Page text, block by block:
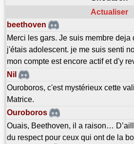
Actualiser
beethoven
Merci les gars. Je suis membre deja
j'étais adolescent. je me suis senti
mon compte est encore actif et d'y
Nil
Ouroboros, c'est mystérieux cette
Matrice.
Ouroboros
Ouais, Beethoven, il a raison…
du respect pour ceux qui ont de la